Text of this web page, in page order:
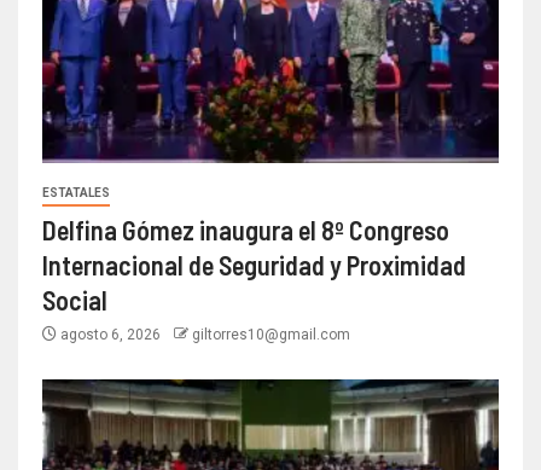
ESTATALES
Delfina Gómez inaugura el 8º Congreso
Internacional de Seguridad y Proximidad
Social
agosto 6, 2026 giltorres10@gmail.com